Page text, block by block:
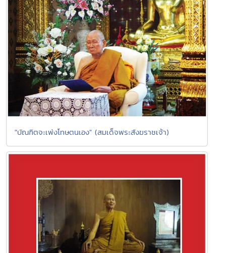
"บัณฑิตจะเพ่งโทษตนเอง" (สมเด็จพระสังฆราชเจ้า)